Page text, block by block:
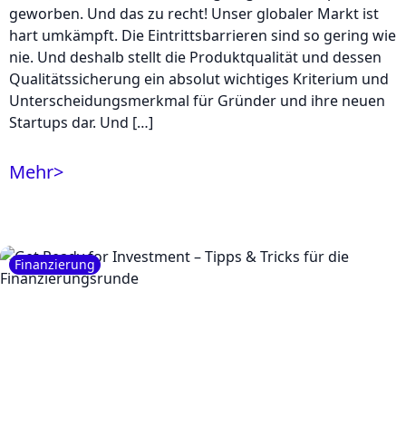
geworben. Und das zu recht! Unser globaler Markt ist
hart umkämpft. Die Eintrittsbarrieren sind so gering wie
nie. Und deshalb stellt die Produktqualität und dessen
Qualitätssicherung ein absolut wichtiges Kriterium und
Unterscheidungsmerkmal für Gründer und ihre neuen
Startups dar. Und […]
Mehr>
Finanzierung